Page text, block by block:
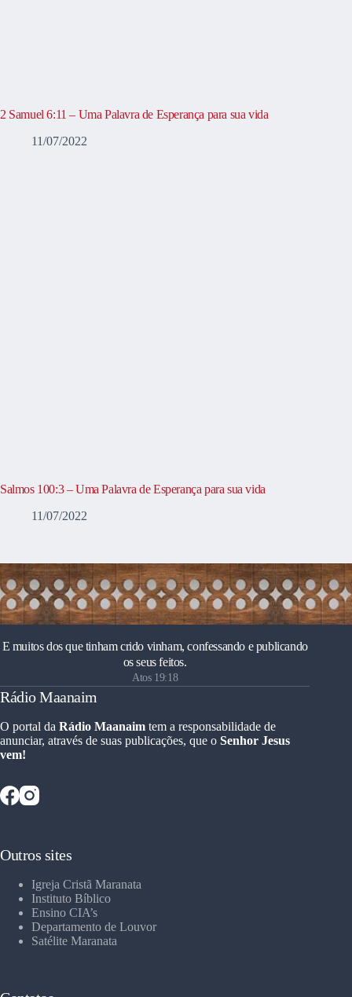
2 Samuel 6:11 – Uma Palavra de Esperança para sua vida
11/07/2022
Salmos 100:3 – Uma Palavra de Esperança para sua vida
11/07/2022
E muitos dos que tinham crido vinham, confessando e publicando
os seus feitos.
Atos 19:18
Rádio Maanaim
O portal da Rádio Maanaim tem a responsabilidade de
anunciar, através de suas publicações, que o Senhor Jesus
vem!
Outros sites
Igreja Cristã Maranata
Instituto Bíblico
Ensino CIA’s
Departamento de Louvor
Satélite Maranata